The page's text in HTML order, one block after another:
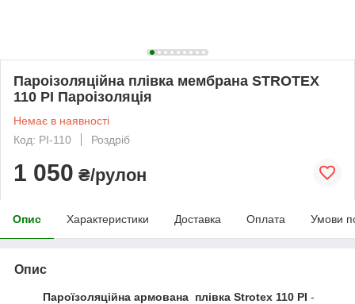
Пароізоляційна плівка мембрана STROTEX
110 PI Пароізоляція
Немає в наявності
Код: PI-110
Роздріб
1 050 ₴/рулон
Опис Характеристики Доставка Оплата Умови
Опис
Пароїзоляційна армована плівка Strotex 110 PI -